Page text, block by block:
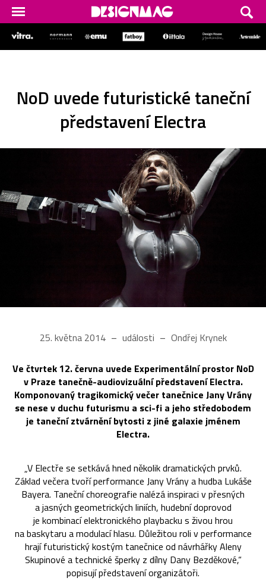
NoD uvede futuristické taneční
představení Electra
25. května 2014 události Ondřej Krynek
Ve čtvrtek 12. června uvede Experimentální prostor NoD
v Praze tanečně-audiovizuální představení Electra.
Komponovaný tragikomický večer tanečnice Jany Vrány
se nese v duchu futurismu a sci-fi a jeho středobodem
je taneční ztvárnění bytosti z jiné galaxie jménem
Electra.
„V Electře se setkává hned několik dramatických prvků.
Základ večera tvoří performance Jany Vrány a hudba Lukáše
Bayera. Taneční choreografie nalézá inspiraci v přesných
a jasných geometrických liniích, hudební doprovod
je kombinací elektronického playbacku s živou hrou
na baskytaru a modulací hlasu. Důležitou roli v performance
hrají futuristický kostým tanečnice od návrhářky Aleny
Skupinové a technické šperky z dílny Dany Bezděkové,“
popisují představení organizátoři.